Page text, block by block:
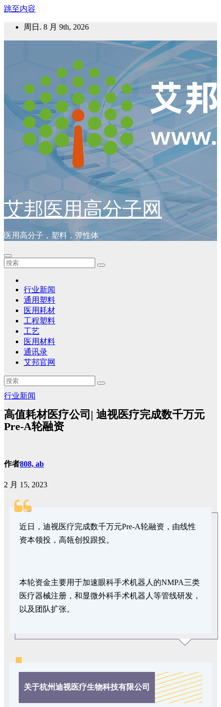
跳至内容
周日. 8 月 9th, 2026
艾邦医用高分子网
医用高分子，塑料，弹性体
行业新闻
通用塑料
医用耗材
工程塑料
工艺
医用材料
通讯录
艾邦官网
行业新闻
高值耗材医疗公司| 迪视医疗完成数千万元
Pre-A轮融资
作者808, ab
2 月 15, 2023
近日，迪视医疗完成数千万元Pre-A轮融资，由线性
资本领投，高瓴创投跟投。
本轮资金主要用于加速眼科手术机器人的NMPA三类
医疗器械注册，和显微外科手术机器人等管线研发，
以及团队扩张。
关于杭州迪视医疗生物科技有限公司